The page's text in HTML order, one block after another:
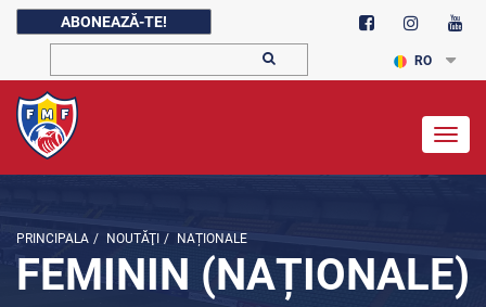
ABONEAZĂ-TE!
RO
PRINCIPALA / NOUTĂŢI / NAȚIONALE
FEMININ (NAȚIONALE)